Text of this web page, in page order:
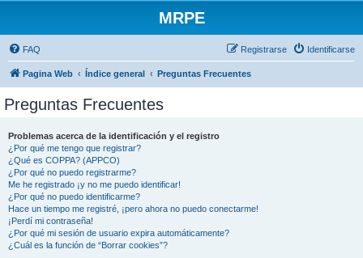
MRPE
FAQ Identificarse
Registrarse
Pagina Web Índice general Preguntas Frecuentes
Preguntas Frecuentes
Problemas acerca de la identificación y el registro
¿Por qué me tengo que registrar?
¿Qué es COPPA? (APPCO)
¿Por qué no puedo registrarme?
Me he registrado ¡y no me puedo identificar!
¿Por qué no puedo identificarme?
Hace un tiempo me registré, ¡pero ahora no puedo conectarme!
¡Perdí mi contraseña!
¿Por qué mi sesión de usuario expira automáticamente?
¿Cuál es la función de “Borrar cookies”?